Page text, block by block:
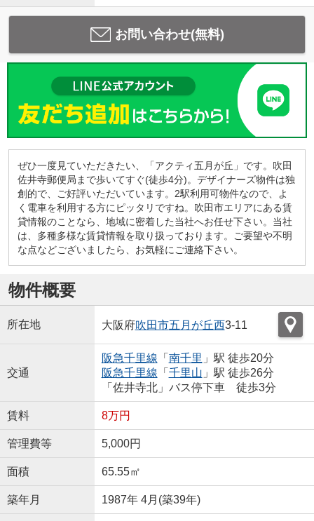
お問い合わせ(無料)
ぜひ一度見ていただきたい、「アクティ五月が丘」です。吹田
佐井寺郵便局まで歩いてすぐ(徒歩4分)。デザイナーズ物件は独
創的で、ご好評いただいています。2駅利用可物件なので、よ
く電車を利用する方にピッタリですね。吹田市エリアにある賃
貸情報のことなら、地域に密着した当社へお任せ下さい。当社
は、多種多様な賃貸情報を取り扱っております。ご要望や不明
な点などございましたら、お気軽にご連絡下さい。
物件概要
所在地 大阪府吹田市五月が丘西3-11
交通
阪急千里線 「 南千里 」駅 徒歩20分
阪急千里線 「 千里山 」駅 徒歩26分
「佐井寺北」バス停下車 徒歩3分
賃料 8万円
管理費等 5,000円
面積 65.55㎡
築年月 1987年 4月(築39年)